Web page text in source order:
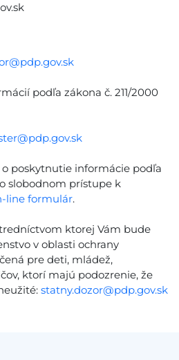
podľa zákona č. 211/2000
poskytnutie informácie podľa
o slobodnom prístupe k
line formulár.
ktorej Vám bude
v oblasti ochrany
pre deti, mládež,
ktorí majú podozrenie, že
statny.dozor@pdp.gov.sk